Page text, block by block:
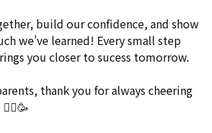
build our confidence, and show
we've learned! Every small step
you closer to sucess tomorrow.
thank you for always cheering